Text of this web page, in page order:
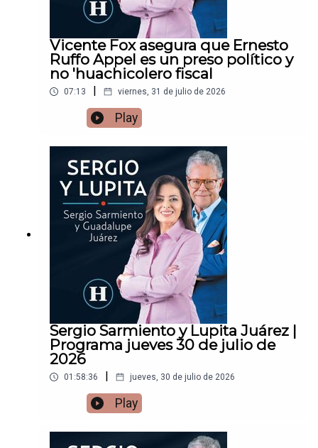
Vicente Fox asegura que Ernesto
Ruffo Appel es un preso político y
no 'huachicolero fiscal
07:13 viernes, 31 de julio de 2026
Play
Sergio Sarmiento y Lupita Juárez |
Programa jueves 30 de julio de
2026
01:58:36 jueves, 30 de julio de 2026
Play